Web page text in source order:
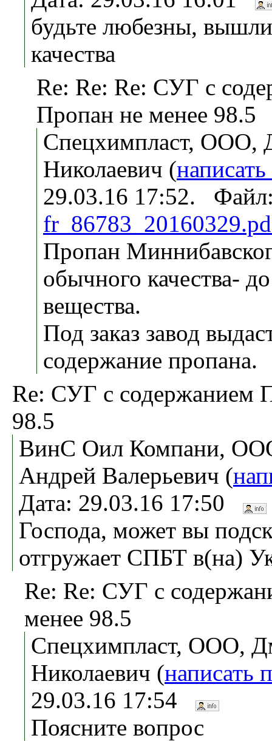
будьте любезны,
качества
Re: Re: Re: СУГ с
Пропан не менее 98.5
Спецхимпласт, ООО,
Николаевич (
29.03.16 17:52.
Пропан
обычного качества-
вещества.
Под заказ завод
содержание пропана.
Re: СУГ с содержанием
98.5
ВинС Оил Компани,
Андрей Валерьевич (
Дата: 29.03.16 17:50
Господа, может вы
отгружает СПБТ в(на)
Re: Re: СУГ с
менее 98.5
Спецхимпласт, ООО,
Николаевич (написать
29.03.16 17:54
Поясните вопрос